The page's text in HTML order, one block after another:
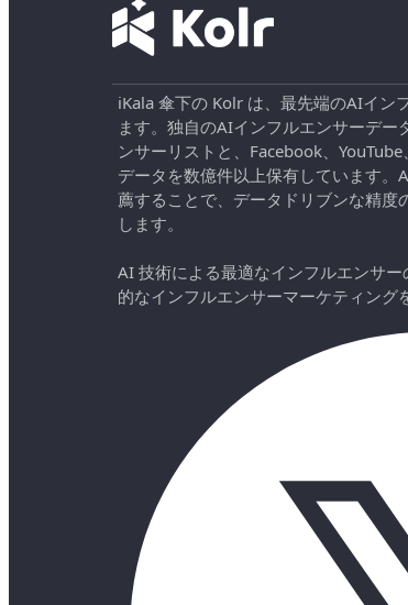
iKala 傘下の Kolr は、最先端のAIイン
ます。独自のAIインフルエンサーデ
ンサーリストと、Facebook、
データを数億件以上保有しています
薦することで、データドリブンな精度
します。
AI 技術による最適なインフルエンサ
的なインフルエンサーマーケティング